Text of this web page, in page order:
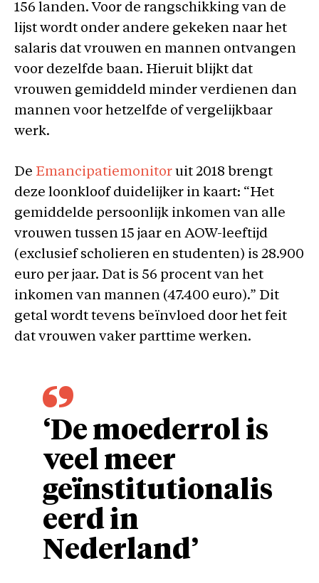
156 landen. Voor de rangschikking van de
lijst wordt onder andere gekeken naar het
salaris dat vrouwen en mannen ontvangen
voor dezelfde baan. Hieruit blijkt dat
vrouwen gemiddeld minder verdienen dan
mannen voor hetzelfde of vergelijkbaar
werk.
De Emancipatiemonitor uit 2018 brengt
deze loonkloof duidelijker in kaart: “Het
gemiddelde persoonlijk inkomen van alle
vrouwen tussen 15 jaar en AOW-leeftijd
(exclusief scholieren en studenten) is 28.900
euro per jaar. Dat is 56 procent van het
inkomen van mannen (47.400 euro).” Dit
getal wordt tevens beïnvloed door het feit
dat vrouwen vaker parttime werken.
‘De moederrol is
veel meer
geïnstitutionalis
eerd in
Nederland’